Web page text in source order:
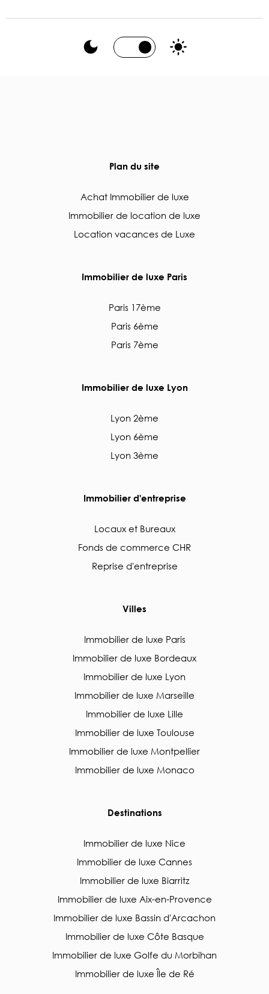
Plan du site
Achat Immobilier de luxe
Immobilier de location de luxe
Location vacances de Luxe
Immobilier de luxe Paris
Paris 17ème
Paris 6ème
Paris 7ème
Immobilier de luxe Lyon
Lyon 2ème
Lyon 6ème
Lyon 3ème
Immobilier d'entreprise
Locaux et Bureaux
Fonds de commerce CHR
Reprise d'entreprise
Villes
Immobilier de luxe Paris
Immobilier de luxe Bordeaux
Immobilier de luxe Lyon
Immobilier de luxe Marseille
Immobilier de luxe Lille
Immobilier de luxe Toulouse
Immobilier de luxe Montpellier
Immobilier de luxe Monaco
Destinations
Immobilier de luxe Nice
Immobilier de luxe Cannes
Immobilier de luxe Biarritz
Immobilier de luxe Aix-en-Provence
Immobilier de luxe Bassin d'Arcachon
Immobilier de luxe Côte Basque
Immobilier de luxe Golfe du Morbihan
Immobilier de luxe Île de Ré